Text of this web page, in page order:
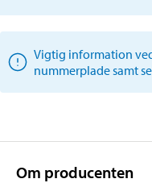
Vigtig information
nummerplade samt
Om producenten